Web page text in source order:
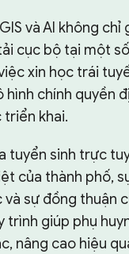
và AI không chỉ
cục bộ tại một
xin học trái
hình chính quyền
khai.
tuyển sinh trực
của thành phố,
và sự đồng thuận
trình giúp phụ
nâng cao hiệu